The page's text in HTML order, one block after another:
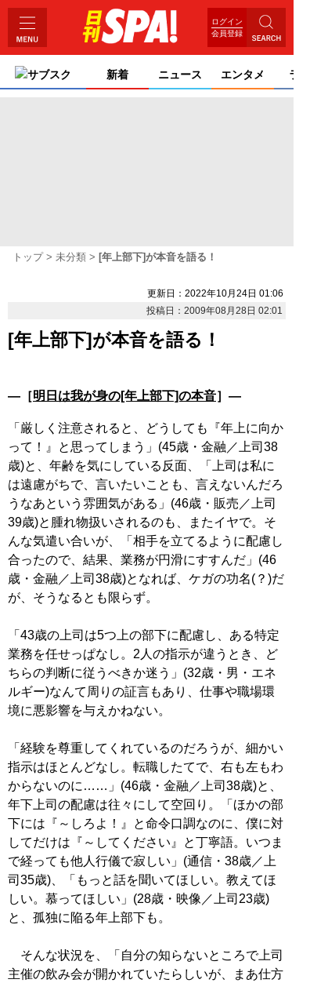
ログイン
会員登録
サブスク 新着 ニュース エンタメ ライ
トップ 未分類 [年上部下]が本音を語る！
更新日：2022年10月24日 01:06
投稿日：2009年08月28日 02:01
[年上部下]が本音を語る！
―［明日は我が身の[年上部下]の本音］―
「厳しく注意されると、どうしても『年上に向か
って！』と思ってしまう」(45歳・金融／上司38
歳)と、年齢を気にしている反面、「上司は私に
は遠慮がちで、言いたいことも、言えないんだろ
うなあという雰囲気がある」(46歳・販売／上司
39歳)と腫れ物扱いされるのも、またイヤで。そ
んな気遣い合いが、「相手を立てるように配慮し
合ったので、結果、業務が円滑にすすんだ」(46
歳・金融／上司38歳)となれば、ケガの功名(？)だ
が、そうなるとも限らず。
「43歳の上司は5つ上の部下に配慮し、ある特定
業務を任せっぱなし。2人の指示が違うとき、ど
ちらの判断に従うべきか迷う」(32歳・男・エネ
ルギー)なんて周りの証言もあり、仕事や職場環
境に悪影響を与えかねない。
「経験を尊重してくれているのだろうが、細かい
指示はほとんどなし。転職したてで、右も左もわ
からないのに……」(46歳・金融／上司38歳)と、
年下上司の配慮は往々にして空回り。「ほかの部
下には『～しろよ！』と命令口調なのに、僕に対
してだけは『～してください』と丁寧語。いつま
で経っても他人行儀で寂しい」(通信・38歳／上
司35歳)、「もっと話を聞いてほしい。教えてほ
しい。慕ってほしい」(28歳・映像／上司23歳)
と、孤独に陥る年上部下も。
そんな状況を、「自分の知らないところで上司
主催の飲み会が開かれていたらしいが、まあ仕方